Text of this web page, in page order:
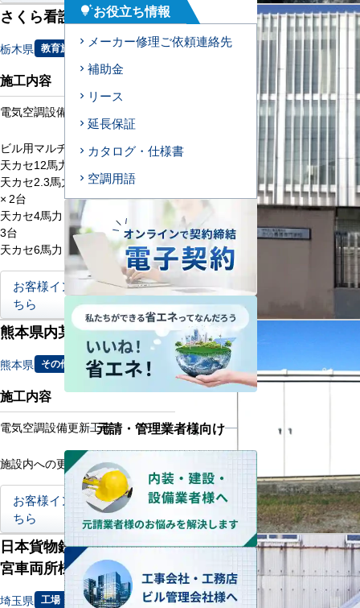
さくら看護専門学校様
栃木県 教育施設
施工内容
電気空調設備更新工事
ビル用マルチエアコン × 6式
天カセ12馬力同時ツイン × 1式
天カセ2.3馬力 × 2台 天カセ3馬力
× 2台
天カセ4馬力 × 6台 天カセ5馬力 ×
3台
天カセ6馬力 × 6台
お客様インタビューはこ
ちら
熊本県内某発電所様
熊本県 その他
施工内容
電気空調設備更新工事
施設内への更新工事
お客様インタビューはこ
ちら
日本貨物鉄道株式会社 大
宮車両所様
埼玉県 工場
tips_and_updatesお役立ち情報
メーカー修理ご依頼連絡先
補助金
リース
延長保証
カタログ・仕様書
空調用語
元請・管理業者様向け